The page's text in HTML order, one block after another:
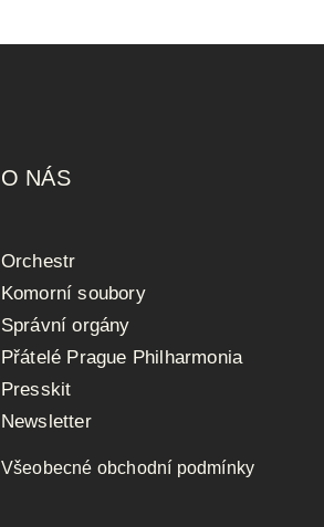
O NÁS
Orchestr
Komorní soubory
Správní orgány
Přátelé Prague Philharmonia
Presskit
Newsletter
Všeobecné obchodní podmínky